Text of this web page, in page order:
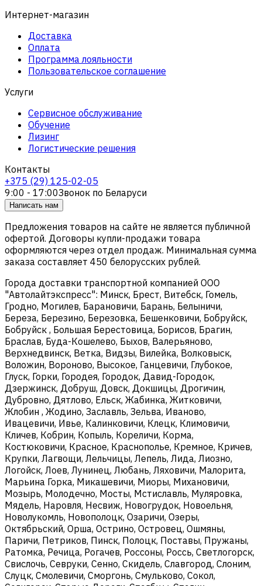
Интернет-магазин
Доставка
Оплата
Программа лояльности
Пользовательское соглашение
Услуги
Сервисное обслуживание
Обучение
Лизинг
Логистические решения
Контакты
+375 (29) 125-02-05
9:00 - 17:00Звонок по Беларуси
Написать нам
Предложения товаров на сайте не является публичной
офертой. Договоры купли-продажи товара
оформляются через отдел продаж. Минимальная сумма
заказа составляет 450 белорусских рублей.
Города доставки транспортной компанией ООО
"Автолайтэкспресс": Минск, Брест, Витебск, Гомель,
Гродно, Могилев, Барановичи, Барань, Белыничи,
Береза, Березино, Березовка, Бешенковичи, Бобруйск,
Бобруйск , Большая Берестовица, Борисов, Брагин,
Браслав, Буда-Кошелево, Быхов, Валерьяново,
Верхнедвинск, Ветка, Видзы, Вилейка, Волковыск,
Воложин, Вороново, Высокое, Ганцевичи, Глубокое,
Глуск, Горки, Городея, Городок, Давид-Городок,
Дзержинск, Добруш, Довск, Докшицы, Дрогичин,
Дубровно, Дятлово, Ельск, Жабинка, Житковичи,
Жлобин , Жодино, Заславль, Зельва, Иваново,
Ивацевичи, Ивье, Калинковичи, Клецк, Климовичи,
Кличев, Кобрин, Копыль, Кореличи, Корма,
Костюковичи, Красное, Краснополье, Кремное, Кричев,
Крупки, Лагвощи, Лельчицы, Лепель, Лида, Лиозно,
Логойск, Лоев, Лунинец, Любань, Ляховичи, Малорита,
Марьина Горка, Микашевичи, Миоры, Михановичи,
Мозырь, Молодечно, Мосты, Мстиславль, Муляровка,
Мядель, Наровля, Несвиж, Новогрудок, Новоельня,
Новолукомль, Новополоцк, Озаричи, Озеры,
Октябрьский, Орша, Острино, Островец, Ошмяны,
Паричи, Петриков, Пинск, Полоцк, Поставы, Пружаны,
Ратомка, Речица, Рогачев, Россоны, Россь, Светлогорск,
Свислочь, Севруки, Сенно, Скидель, Славгород, Слоним,
Слуцк, Смолевичи, Сморгонь, Смульково, Сокол,